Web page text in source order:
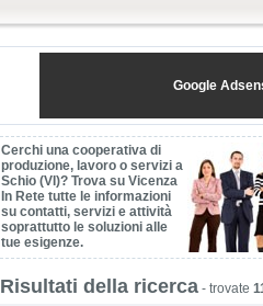
Google
Cerchi una cooperativa di
produzione, lavoro o servizi a
Schio (VI)? Trova su Vicenza
In Rete tutte le informazioni
su contatti, servizi e attività
soprattutto le soluzioni alle
tue esigenze.
Risultati della ricerca - trovate